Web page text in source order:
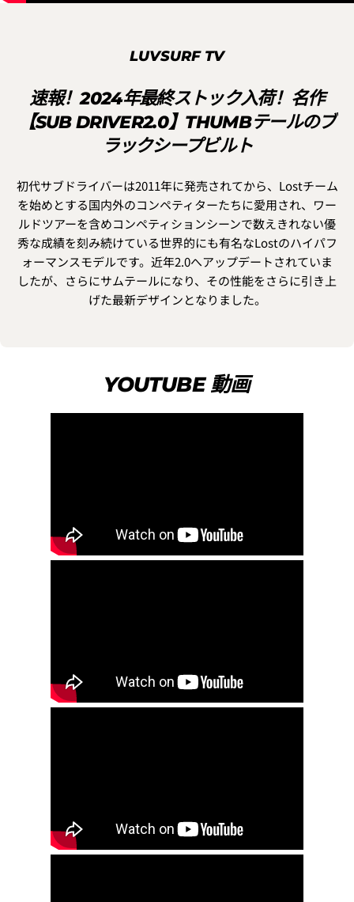
LUVSURF TV
速報！2024年最終ストック入荷！名作
【SUB DRIVER2.0】THUMBテールのブ
ラックシープビルト
初代サブドライバーは2011年に発売されてから、Lostチーム
を始めとする国内外のコンペティターたちに愛用され、ワー
ルドツアーを含めコンペティションシーンで数えきれない優
秀な成績を刻み続けている世界的にも有名なLostのハイパフ
ォーマンスモデルです。近年2.0へアップデートされていま
したが、さらにサムテールになり、その性能をさらに引き上
げた最新デザインとなりました。
YOUTUBE 動画